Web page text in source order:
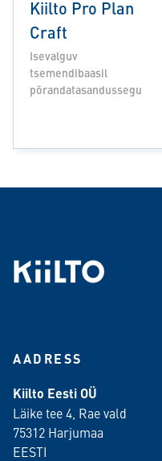
Kiilto Pro Plan
Craft
Isevalguv
tsemendibaasil
põrandatasandussegu
AADRESS
Kiilto Eesti OÜ
Läike tee 4, Rae vald
75312 Harjumaa
EESTI